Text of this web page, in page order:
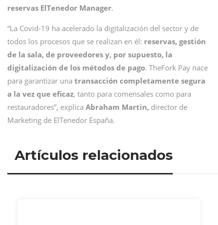
reservas ElTenedor Manager.
“La Covid-19 ha acelerado la digitalización del sector y de
todos los procesos que se realizan en él: reservas, gestión
de la sala, de proveedores y, por supuesto, la
digitalización de los métodos de pago. TheFork Pay nace
para garantizar una transacción completamente segura
a la vez que eficaz, tanto para comensales como para
restauradores”, explica Abraham Martin, director de
Marketing de ElTenedor España.
Artículos relacionados